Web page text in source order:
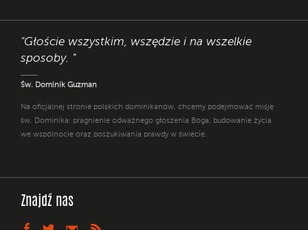
"Głoście wszystkim, wszędzie i na wszelkie
sposoby. "
Św. Dominik Guzman
Na oficjalnej stronie polskich dominikanów, chcemy podejmować misję
św. Dominika: pragnienie odważnego głoszenia Boga, budowanie życia
we wspólnocie oraz poszukiwania prawdy w świecie.
Znajdź nas